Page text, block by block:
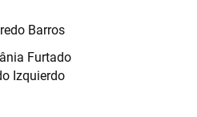
Barros
Furtado
Izquierdo